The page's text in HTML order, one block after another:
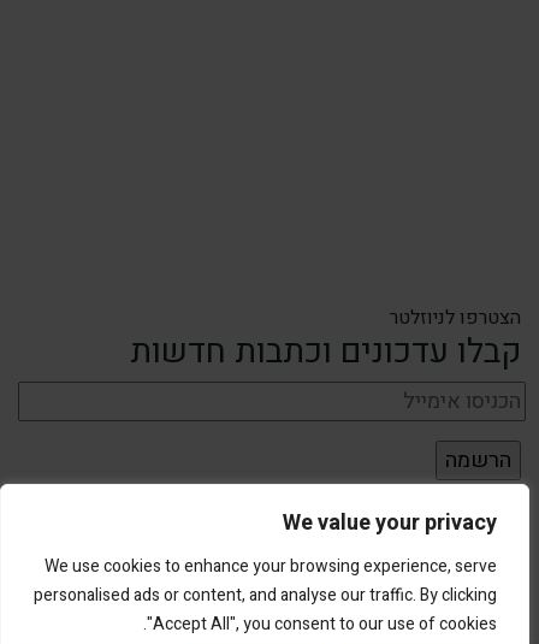
We value your privacy
We use cookies to enhance your browsing experience, serve
personalised ads or content, and analyse our traffic. By clicking
"Accept All", you consent to our use of cookies.
הצטרפו לניוזלטר
קבלו עדכונים וכתבות חדשות